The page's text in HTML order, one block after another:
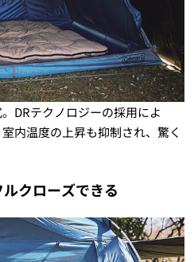
DRテクノロジーの採用によ
内温度の上昇も抑制され、驚く
クローズできる